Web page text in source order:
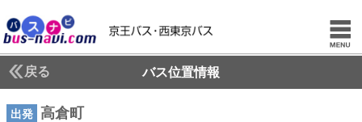
戻る バス位置情報
出発 高倉町